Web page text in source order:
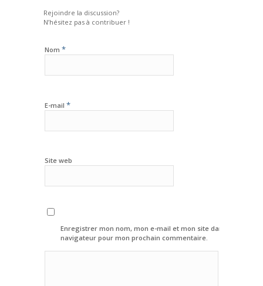
Rejoindre la discussion?
N’hésitez pas à contribuer !
Nom *
E-mail *
Site web
Enregistrer mon nom, mon e-mail et mon site dans le
navigateur pour mon prochain commentaire.